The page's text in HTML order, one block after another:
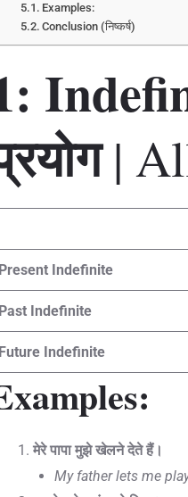
Examples:
Conclusion (निष्कर्ष)
|
Present Indefinite
Past Indefinite
Future Indefinite
मेरे पापा मुझे खेलने देते हैं।
My father lets me